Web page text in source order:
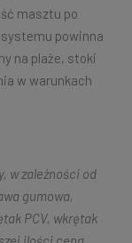
masztu po
powinna
na plaże, stoki
w warunkach
w zależności od
gumowa,
PCV, wkrętak